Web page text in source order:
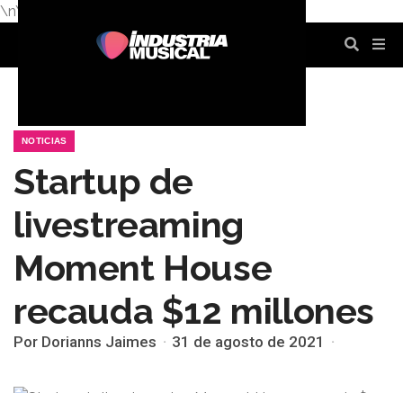
\n\n
NOTICIAS
Startup de
livestreaming
Moment House
recauda $12 millones
Por Dorianns Jaimes 31 de agosto de 2021